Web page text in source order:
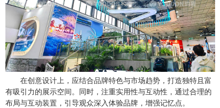
在创意设计上，应结合品牌特色与市场趋势，打造独特且富
有吸引力的展示空间。同时，注重实用性与互动性，通过合理的
布局与互动装置，引导观众深入体验品牌，增强记忆点。